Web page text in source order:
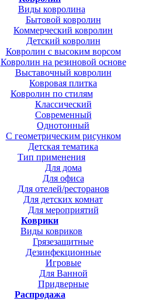
Виды ковролина
Бытовой ковролин
Коммерческий ковролин
Детский ковролин
Ковролин с высоким ворсом
Ковролин на резиновой основе
Выставочный ковролин
Ковровая плитка
Ковролин по стилям
Классический
Современный
Однотонный
С геометрическим рисунком
Детская тематика
Тип применения
Для дома
Для офиса
Для отелей/ресторанов
Для детских комнат
Для мероприятий
Коврики
Виды ковриков
Грязезащитные
Дезинфекционные
Игровые
Для Ванной
Придверные
Распродажа